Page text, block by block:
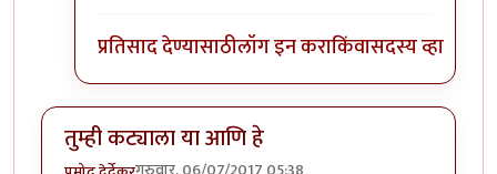
प्रतिसाद देण्यासाठीलॉग इन कराकिंवासदस्य व्हा
तुम्ही कट्याला या आणि हे